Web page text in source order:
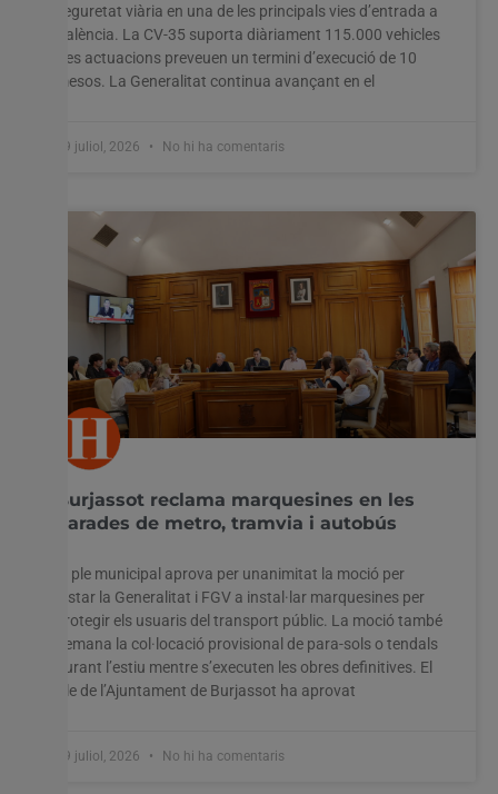
seguretat viària en una de les principals vies d’entrada a
València. La CV-35 suporta diàriament 115.000 vehicles
i les actuacions preveuen un termini d’execució de 10
mesos. La Generalitat continua avançant en el
29 juliol, 2026 No hi ha comentaris
Burjassot reclama marquesines en les
parades de metro, tramvia i autobús
El ple municipal aprova per unanimitat la moció per
instar la Generalitat i FGV a instal·lar marquesines per
protegir els usuaris del transport públic. La moció també
demana la col·locació provisional de para-sols o tendals
durant l’estiu mentre s’executen les obres definitives. El
Ple de l’Ajuntament de Burjassot ha aprovat
29 juliol, 2026 No hi ha comentaris